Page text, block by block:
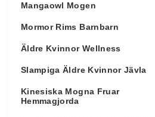
Mangaowl Mogen
Mormor Rims Barnbarn
Äldre Kvinnor Wellness
Slampiga Äldre Kvinnor Jävla
Kinesiska Mogna Fruar
Hemmagjorda